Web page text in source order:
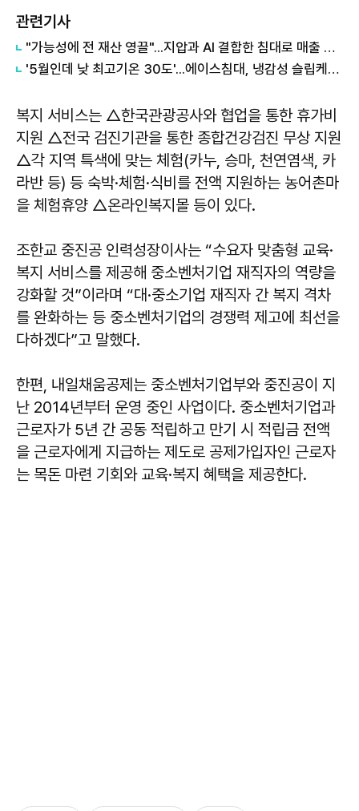
관련기사
"가능성에 전 재산 영끌"...지압과 AI 결합한 침대로 매출 618억원 올려
'5월인데 낮 최고기온 30도'...에이스침대, 냉감성 슬립케어 라인업 강화
복지 서비스는 △한국관광공사와 협업을 통한 휴가비
지원 △전국 검진기관을 통한 종합건강검진 무상 지원
△각 지역 특색에 맞는 체험(카누, 승마, 천연염색, 카
라반 등) 등 숙박·체험·식비를 전액 지원하는 농어촌마
을 체험휴양 △온라인복지몰 등이 있다.
조한교 중진공 인력성장이사는 “수요자 맞춤형 교육·
복지 서비스를 제공해 중소벤처기업 재직자의 역량을
강화할 것”이라며 “대·중소기업 재직자 간 복지 격차
를 완화하는 등 중소벤처기업의 경쟁력 제고에 최선을
다하겠다”고 말했다.
한편, 내일채움공제는 중소벤처기업부와 중진공이 지
난 2014년부터 운영 중인 사업이다. 중소벤처기업과
근로자가 5년 간 공동 적립하고 만기 시 적립금 전액
을 근로자에게 지급하는 제도로 공제가입자인 근로자
는 목돈 마련 기회와 교육·복지 혜택을 제공한다.